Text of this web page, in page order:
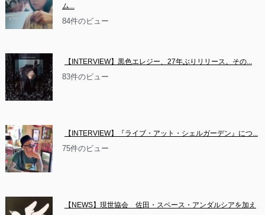
ム...
84件のビュー
【INTERVIEW】黒色エレジー、27年ぶりリリース。その...
83件のビュー
【INTERVIEW】『ライブ・アット・シェルガーデン』につ...
75件のビュー
【NEWS】現世協会　佐田・スペース・アンダルシアを加え